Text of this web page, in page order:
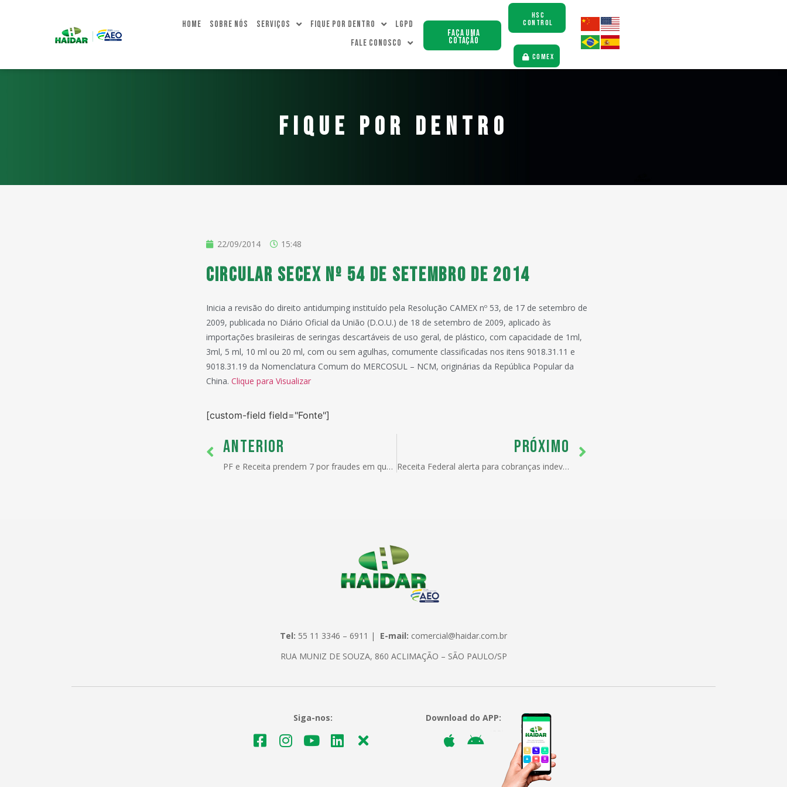
Home Sobre Nós Serviços Fique Por dentro
LGPD
Fale Conosco
Faça uma
Cotação
HSC
CONTROL
COMEX
FIQUE POR DENTRO
22/09/2014 15:48
Circular Secex nº 54 de Setembro de 2014
Inicia a revisão do direito antidumping instituído pela Resolução CAMEX nº 53, de 17 de setembro de
2009, publicada no Diário Oficial da União (D.O.U.) de 18 de setembro de 2009, aplicado às
importações brasileiras de seringas descartáveis de uso geral, de plástico, com capacidade de 1ml,
3ml, 5 ml, 10 ml ou 20 ml, com ou sem agulhas, comumente classificadas nos itens 9018.31.11 e
9018.31.19 da Nomenclatura Comum do MERCOSUL – NCM, originárias da República Popular da
China. Clique para Visualizar
[custom-field field="Fonte"]
ANTERIOR
PF e Receita prendem 7 por fraudes em quatro estados
PRÓXIMO
Receita Federal alerta para cobranças indevidas em Portos Secos
Tel: 55 11 3346 – 6911 | E-mail: comercial@haidar.com.br
RUA MUNIZ DE SOUZA, 860 ACLIMAÇÃO – SÃO PAULO/SP
Siga-nos: Download do APP: